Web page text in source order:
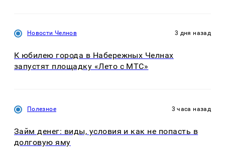
Новости Челнов 3 дня назад
К юбилею города в Набережных Челнах
запустят площадку «Лето с МТС»
Полезное 3 часа назад
Займ денег: виды, условия и как не попасть в
долговую яму